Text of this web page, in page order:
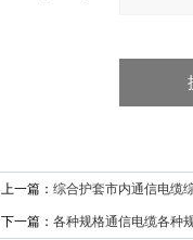
上一篇： 综合护套市内通信电缆
下一篇： 各种规格通信电缆各种